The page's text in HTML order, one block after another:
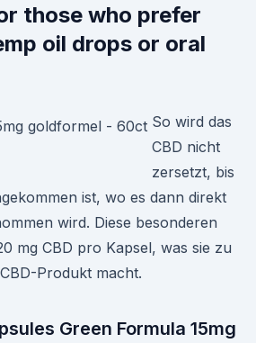
those who prefer
oil drops or oral
So wird das
CBD nicht
zersetzt, bis
ist, wo es dann direkt
wird. Diese besonderen
mg CBD pro Kapsel, was sie zu
Produkt macht.
Green Formula 15mg